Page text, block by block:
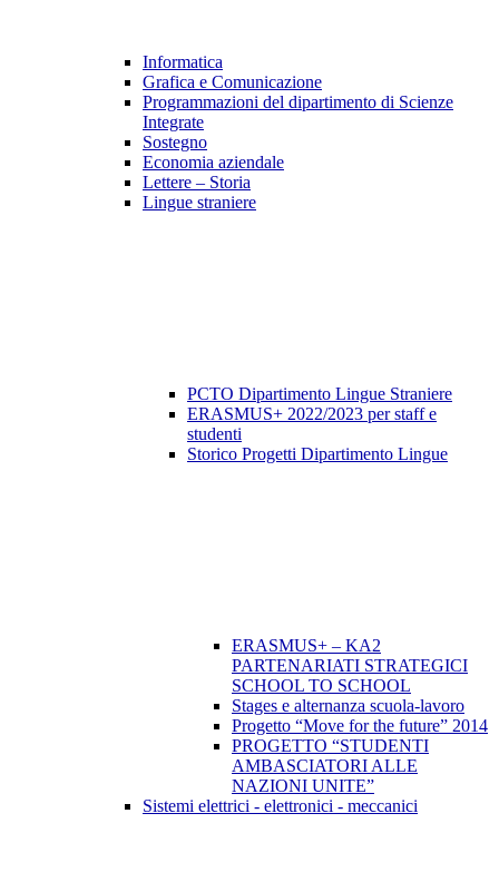
Informatica
Grafica e Comunicazione
Programmazioni del dipartimento di Scienze
Integrate
Sostegno
Economia aziendale
Lettere – Storia
Lingue straniere
PCTO Dipartimento Lingue Straniere
ERASMUS+ 2022/2023 per staff e
studenti
Storico Progetti Dipartimento Lingue
ERASMUS+ – KA2
PARTENARIATI STRATEGICI
SCHOOL TO SCHOOL
Stages e alternanza scuola-lavoro
Progetto “Move for the future” 2014
PROGETTO “STUDENTI
AMBASCIATORI ALLE
NAZIONI UNITE”
Sistemi elettrici - elettronici - meccanici